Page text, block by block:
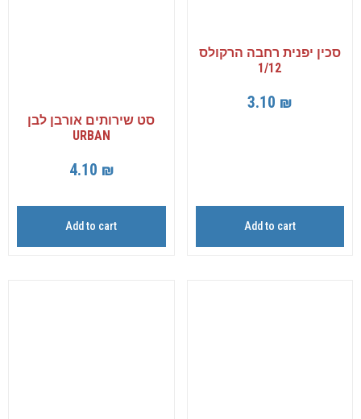
סכין יפנית רחבה הרקולס
1/12
3.10 ₪
Add to cart
סט שירותים אורבן לבן
URBAN
4.10 ₪
Add to cart